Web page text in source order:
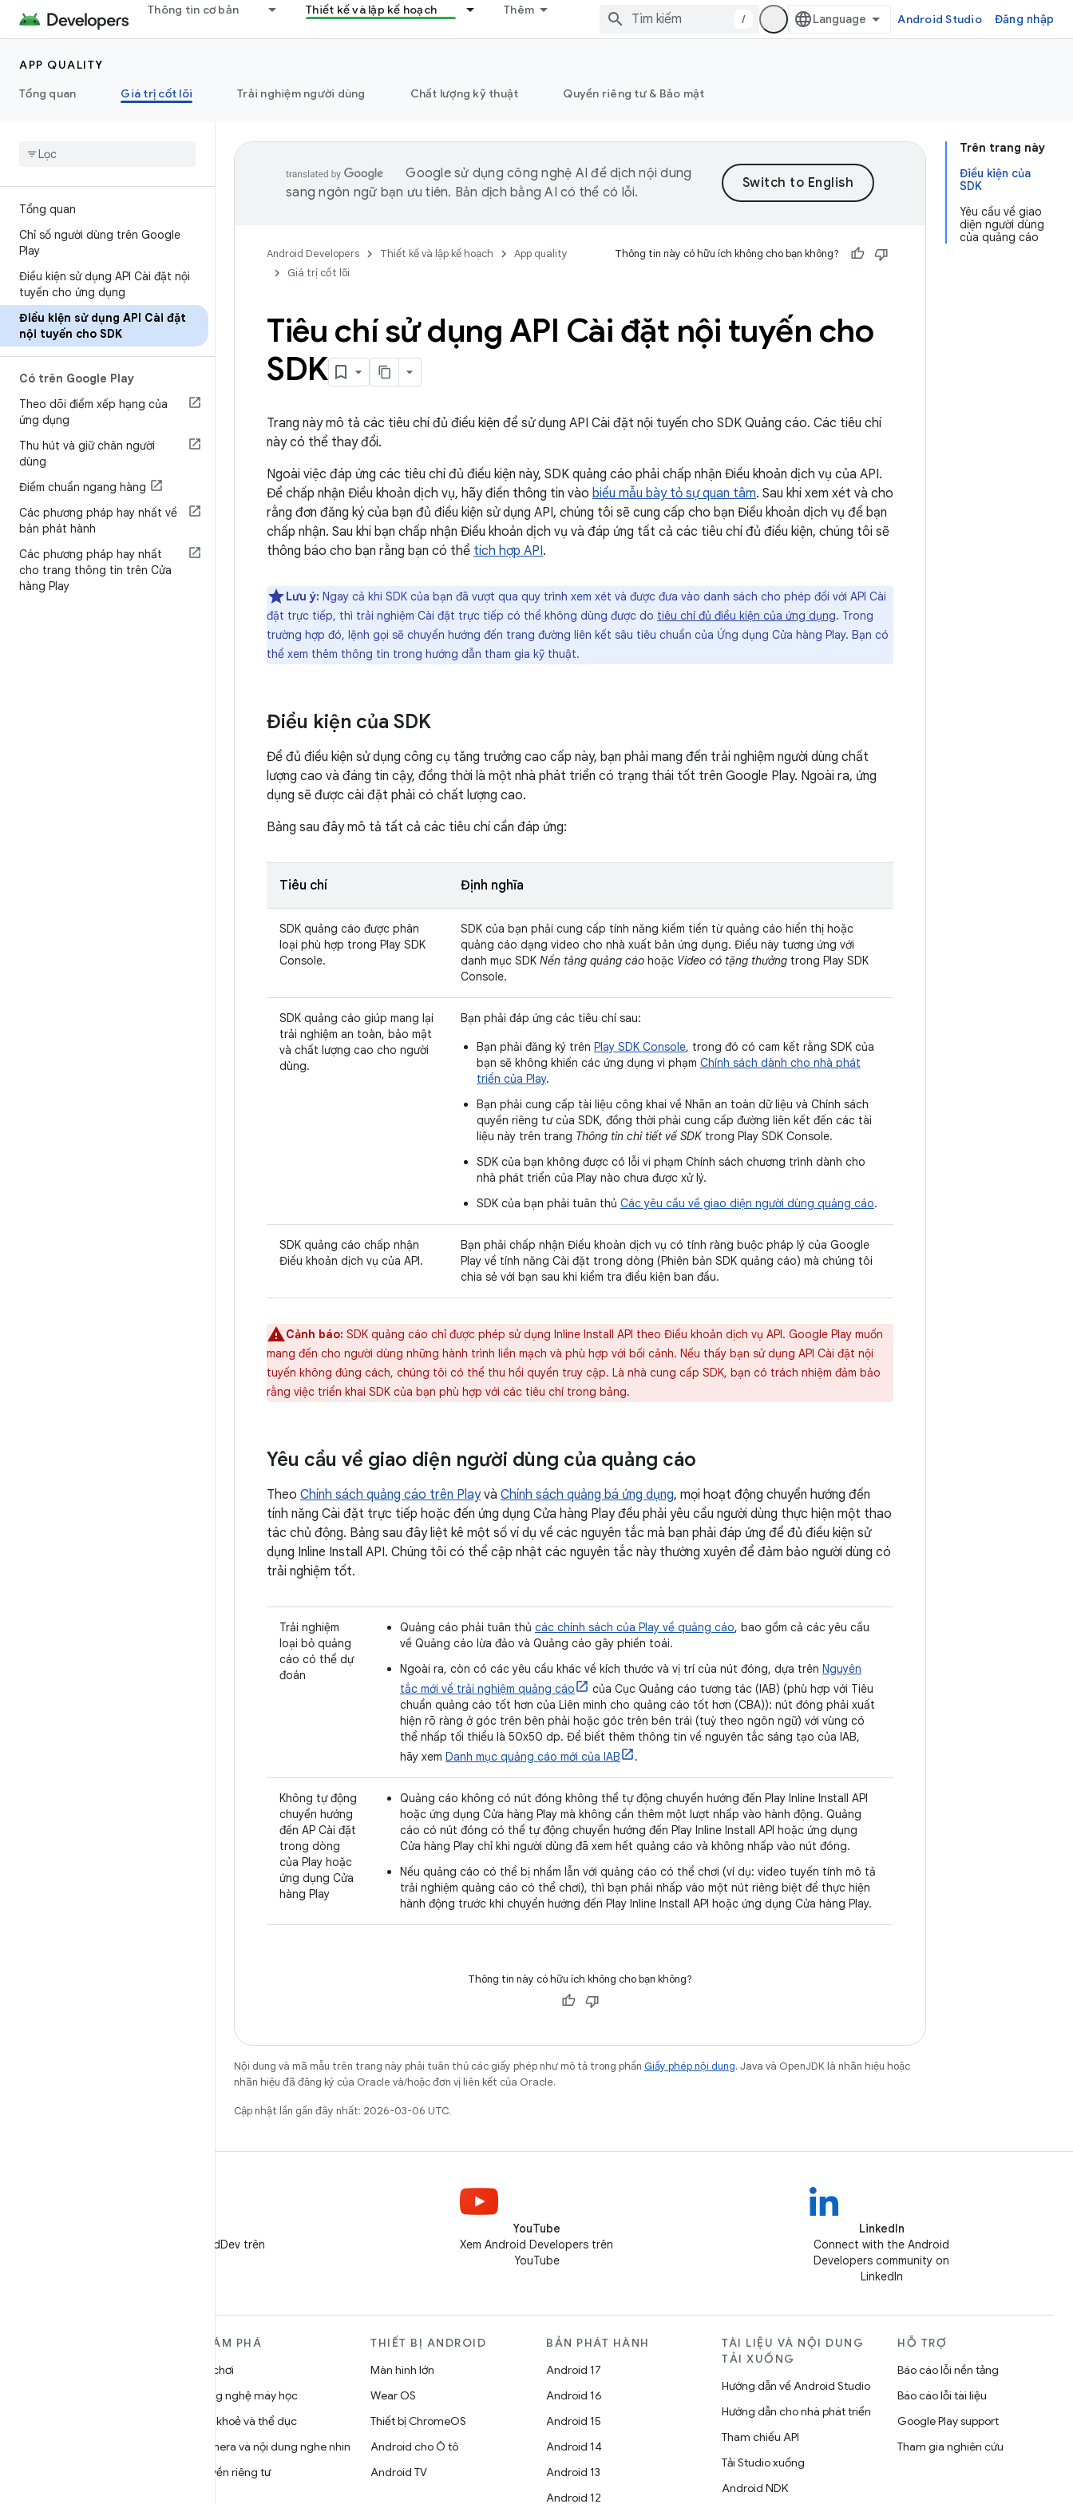
Thông tin cơ bản Thiết kế và lập kế hoạch Thêm
/ Android Studio Đăng nhập
APP QUALITY
Tổng quan
Giá trị cốt lõi Trải nghiệm người dùng Chất lượng kỹ thuật Quyền riêng tư & Bảo mật
Tổng quan
Chỉ số người dùng trên Google
Play
Điều kiện sử dụng API Cài đặt nội
tuyến cho ứng dụng
Điều kiện sử dụng API Cài đặt
nội tuyến cho SDK
Có trên Google Play
Theo dõi điểm xếp hạng của
ứng dụng
Thu hút và giữ chân người
dùng
Điểm chuẩn ngang hàng
Các phương pháp hay nhất về
bản phát hành
Các phương pháp hay nhất
cho trang thông tin trên Cửa
hàng Play
Trên trang này
Điều kiện của
SDK
Yêu cầu về giao
diện người dùng
của quảng cáo
Google sử dụng công nghệ AI để dịch nội dung
sang ngôn ngữ bạn ưu tiên. Bản dịch bằng AI có thể có lỗi.
Android Developers Thiết kế và lập kế hoạch
App quality
Giá trị cốt lõi
Thông tin này có hữu ích không cho bạn không?
Tiêu chí sử dụng API Cài đặt nội tuyến cho
SDK
Trang này mô tả các tiêu chí đủ điều kiện để sử dụng API Cài đặt nội tuyến cho SDK Quảng cáo. Các tiêu chí
này có thể thay đổi.
Ngoài việc đáp ứng các tiêu chí đủ điều kiện này, SDK quảng cáo phải chấp nhận Điều khoản dịch vụ của API.
Để chấp nhận Điều khoản dịch vụ, hãy điền thông tin vào biểu mẫu bày tỏ sự quan tâm. Sau khi xem xét và cho
rằng đơn đăng ký của bạn đủ điều kiện sử dụng API, chúng tôi sẽ cung cấp cho bạn Điều khoản dịch vụ để bạn
chấp nhận. Sau khi bạn chấp nhận Điều khoản dịch vụ và đáp ứng tất cả các tiêu chí đủ điều kiện, chúng tôi sẽ
thông báo cho bạn rằng bạn có thể tích hợp API.
Lưu ý: Ngay cả khi SDK của bạn đã vượt qua quy trình xem xét và được đưa vào danh sách cho phép đối với API Cài
đặt trực tiếp, thì trải nghiệm Cài đặt trực tiếp có thể không dùng được do tiêu chí đủ điều kiện của ứng dụng. Trong
trường hợp đó, lệnh gọi sẽ chuyển hướng đến trang đường liên kết sâu tiêu chuẩn của Ứng dụng Cửa hàng Play. Bạn có
thể xem thêm thông tin trong hướng dẫn tham gia kỹ thuật.
Điều kiện của SDK
Để đủ điều kiện sử dụng công cụ tăng trưởng cao cấp này, bạn phải mang đến trải nghiệm người dùng chất
lượng cao và đáng tin cậy, đồng thời là một nhà phát triển có trạng thái tốt trên Google Play. Ngoài ra, ứng
dụng sẽ được cài đặt phải có chất lượng cao.
Bảng sau đây mô tả tất cả các tiêu chí cần đáp ứng:
Tiêu chí Định nghĩa
SDK quảng cáo được phân
loại phù hợp trong Play SDK
Console.
SDK của bạn phải cung cấp tính năng kiếm tiền từ quảng cáo hiển thị hoặc
quảng cáo dạng video cho nhà xuất bản ứng dụng. Điều này tương ứng với
danh mục SDK Nền tảng quảng cáo hoặc Video có tặng thưởng trong Play SDK
Console.
SDK quảng cáo giúp mang lại
trải nghiệm an toàn, bảo mật
và chất lượng cao cho người
dùng.
Bạn phải đáp ứng các tiêu chí sau:
Bạn phải đăng ký trên Play SDK Console, trong đó có cam kết rằng SDK của
bạn sẽ không khiến các ứng dụng vi phạm Chính sách dành cho nhà phát
triển của Play.
Bạn phải cung cấp tài liệu công khai về Nhãn an toàn dữ liệu và Chính sách
quyền riêng tư của SDK, đồng thời phải cung cấp đường liên kết đến các tài
liệu này trên trang Thông tin chi tiết về SDK trong Play SDK Console.
SDK của bạn không được có lỗi vi phạm Chính sách chương trình dành cho
nhà phát triển của Play nào chưa được xử lý.
SDK của bạn phải tuân thủ Các yêu cầu về giao diện người dùng quảng cáo.
SDK quảng cáo chấp nhận
Điều khoản dịch vụ của API.
Bạn phải chấp nhận Điều khoản dịch vụ có tính ràng buộc pháp lý của Google
Play về tính năng Cài đặt trong dòng (Phiên bản SDK quảng cáo) mà chúng tôi
chia sẻ với bạn sau khi kiểm tra điều kiện ban đầu.
Cảnh báo: SDK quảng cáo chỉ được phép sử dụng Inline Install API theo Điều khoản dịch vụ API. Google Play muốn
mang đến cho người dùng những hành trình liền mạch và phù hợp với bối cảnh. Nếu thấy bạn sử dụng API Cài đặt nội
tuyến không đúng cách, chúng tôi có thể thu hồi quyền truy cập. Là nhà cung cấp SDK, bạn có trách nhiệm đảm bảo
rằng việc triển khai SDK của bạn phù hợp với các tiêu chí trong bảng.
Yêu cầu về giao diện người dùng của quảng cáo
Theo Chính sách quảng cáo trên Playvà Chính sách quảng bá ứng dụng, mọi hoạt động chuyển hướng đến
tính năng Cài đặt trực tiếp hoặc đến ứng dụng Cửa hàng Play đều phải yêu cầu người dùng thực hiện một thao
tác chủ động. Bảng sau đây liệt kê một số ví dụ về các nguyên tắc mà bạn phải đáp ứng để đủ điều kiện sử
dụng Inline Install API. Chúng tôi có thể cập nhật các nguyên tắc này thường xuyên để đảm bảo người dùng có
trải nghiệm tốt.
Trải nghiệm
loại bỏ quảng
cáo có thể dự
đoán
Quảng cáo phải tuân thủ các chính sách của Play về quảng cáo, bao gồm cả các yêu cầu
về Quảng cáo lừa đảo và Quảng cáo gây phiền toái.
Ngoài ra, còn có các yêu cầu khác về kích thước và vị trí của nút đóng, dựa trên Nguyên
tắc mới về trải nghiệm quảng cáo
của Cục Quảng cáo tương tác (IAB) (phù hợp với Tiêu
chuẩn quảng cáo tốt hơn của Liên minh cho quảng cáo tốt hơn (CBA)): nút đóng phải xuất
hiện rõ ràng ở góc trên bên phải hoặc góc trên bên trái (tuỳ theo ngôn ngữ) với vùng có
thể nhấp tối thiểu là 50x50 dp. Để biết thêm thông tin về nguyên tắc sáng tạo của IAB,
hãy xem Danh mục quảng cáo mới của IAB .
Không tự động
chuyển hướng
đến AP Cài đặt
trong dòng
của Play hoặc
ứng dụng Cửa
hàng Play
Quảng cáo không có nút đóng không thể tự động chuyển hướng đến Play Inline Install API
hoặc ứng dụng Cửa hàng Play mà không cần thêm một lượt nhấp vào hành động. Quảng
cáo có nút đóng có thể tự động chuyển hướng đến Play Inline Install API hoặc ứng dụng
Cửa hàng Play chỉ khi người dùng đã xem hết quảng cáo và không nhấp vào nút đóng.
Nếu quảng cáo có thể bị nhầm lẫn với quảng cáo có thể chơi (ví dụ: video tuyến tính mô tả
trải nghiệm quảng cáo có thể chơi), thì bạn phải nhấp vào một nút riêng biệt để thực hiện
hành động trước khi chuyển hướng đến Play Inline Install API hoặc ứng dụng Cửa hàng Play.
Thông tin này có hữu ích không cho bạn không?
Nội dung và mã mẫu trên trang này phải tuân thủ các giấy phép như mô tả trong phần Giấy phép nội dung. Java và OpenJDK là nhãn hiệu hoặc
nhãn hiệu đã đăng ký của Oracle và/hoặc đơn vị liên kết của Oracle.
Cập nhật lần gần đây nhất: 2026-03-06 UTC.
Theo dõi @AndroidDev trên
YouTube
Xem Android Developers trên
YouTube
LinkedIn
Connect with the Android
Developers community on
LinkedIn
KHÁM PHÁ
Trò chơi
Công nghệ máy học
Sức khoẻ và thể dục
Camera và nội dung nghe nhìn
Quyền riêng tư
THIẾT BỊ ANDROID
Màn hình lớn
Wear OS
Thiết bị ChromeOS
Android cho Ô tô
Android TV
BẢN PHÁT HÀNH
Android 17
Android 16
Android 15
Android 14
Android 13
Android 12
TÀI LIỆU VÀ NỘI DUNG
TẢI XUỐNG
Hướng dẫn về Android Studio
Hướng dẫn cho nhà phát triển
Tham chiếu API
Tải Studio xuống
Android NDK
HỖ TRỢ
Báo cáo lỗi nền tảng
Báo cáo lỗi tài liệu
Google Play support
Tham gia nghiên cứu